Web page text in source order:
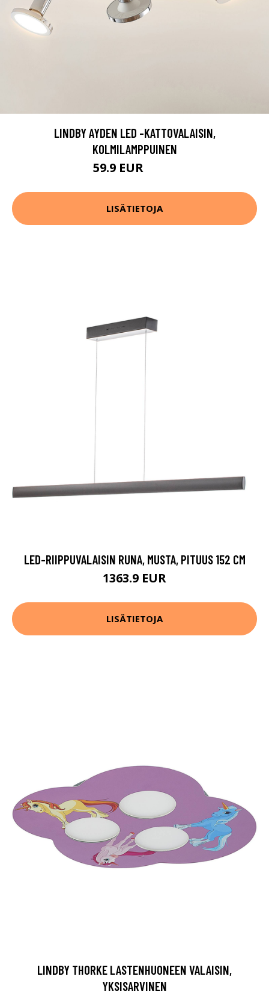
LINDBY AYDEN LED -KATTOVALAISIN,
KOLMILAMPPUINEN
59.9 EUR
LISÄTIETOJA
LED-RIIPPUVALAISIN RUNA, MUSTA, PITUUS 152 CM
1363.9 EUR
LISÄTIETOJA
LINDBY THORKE LASTENHUONEEN VALAISIN,
YKSISARVINEN